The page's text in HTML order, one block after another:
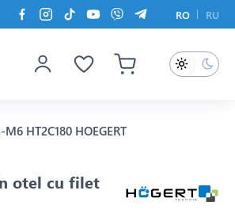
RO RU
HT2C180 HOEGERT
otel cu filet